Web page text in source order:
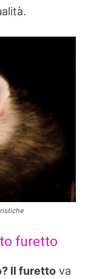
furetto
Il furetto va